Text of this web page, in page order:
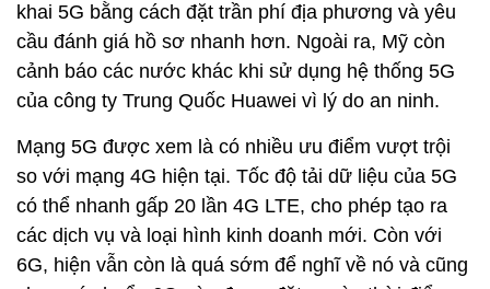
khai 5G bằng cách đặt trần phí địa phương và yêu
cầu đánh giá hồ sơ nhanh hơn. Ngoài ra, Mỹ còn
cảnh báo các nước khác khi sử dụng hệ thống 5G
của công ty Trung Quốc Huawei vì lý do an ninh.
Mạng 5G được xem là có nhiều ưu điểm vượt trội
so với mạng 4G hiện tại. Tốc độ tải dữ liệu của 5G
có thể nhanh gấp 20 lần 4G LTE, cho phép tạo ra
các dịch vụ và loại hình kinh doanh mới. Còn với
6G, hiện vẫn còn là quá sớm để nghĩ về nó và cũng